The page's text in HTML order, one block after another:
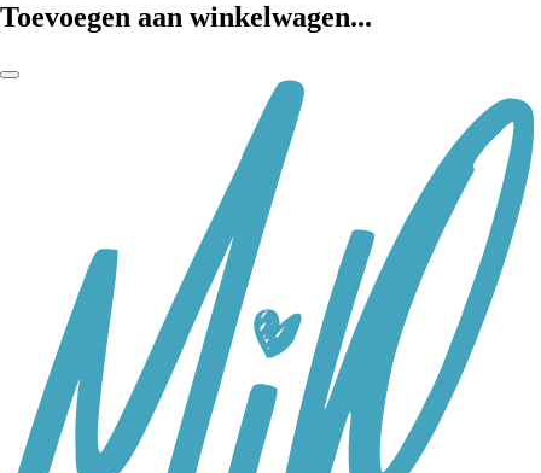
Toevoegen aan winkelwagen...